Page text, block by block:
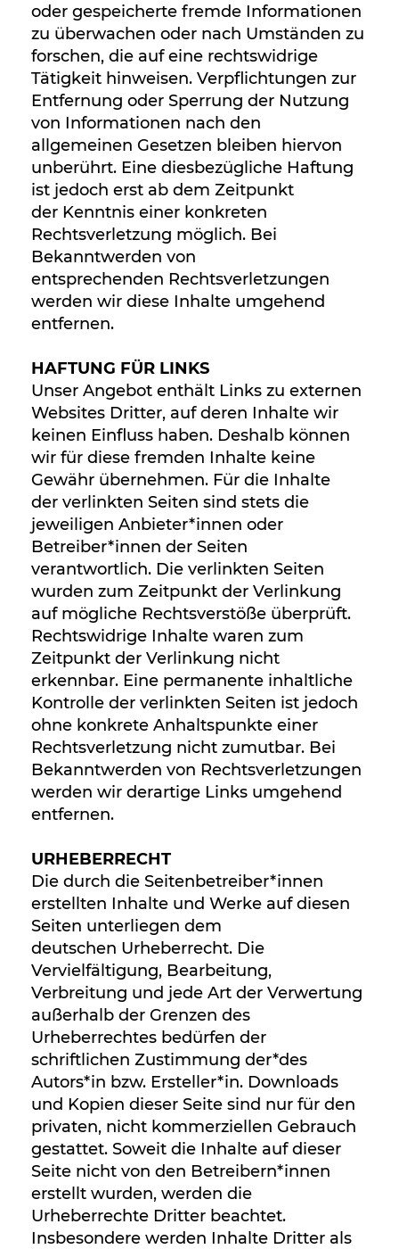
oder gespeicherte fremde Informationen
zu überwachen oder nach Umständen zu
forschen, die auf eine rechtswidrige
Tätigkeit hinweisen. Verpflichtungen zur
Entfernung oder Sperrung der Nutzung
von Informationen nach den
allgemeinen Gesetzen bleiben hiervon
unberührt. Eine diesbezügliche Haftung
ist jedoch erst ab dem Zeitpunkt
der Kenntnis einer konkreten
Rechtsverletzung möglich. Bei
Bekanntwerden von
entsprechenden Rechtsverletzungen
werden wir diese Inhalte umgehend
entfernen.
HAFTUNG FÜR LINKS
Unser Angebot enthält Links zu externen
Websites Dritter, auf deren Inhalte wir
keinen Einfluss haben. Deshalb können
wir für diese fremden Inhalte keine
Gewähr übernehmen. Für die Inhalte
der verlinkten Seiten sind stets die
jeweiligen Anbieter*innen oder
Betreiber*innen der Seiten
verantwortlich. Die verlinkten Seiten
wurden zum Zeitpunkt der Verlinkung
auf mögliche Rechtsverstöße überprüft.
Rechtswidrige Inhalte waren zum
Zeitpunkt der Verlinkung nicht
erkennbar. Eine permanente inhaltliche
Kontrolle der verlinkten Seiten ist jedoch
ohne konkrete Anhaltspunkte einer
Rechtsverletzung nicht zumutbar. Bei
Bekanntwerden von Rechtsverletzungen
werden wir derartige Links umgehend
entfernen.
URHEBERRECHT
Die durch die Seitenbetreiber*innen
erstellten Inhalte und Werke auf diesen
Seiten unterliegen dem
deutschen Urheberrecht. Die
Vervielfältigung, Bearbeitung,
Verbreitung und jede Art der Verwertung
außerhalb der Grenzen des
Urheberrechtes bedürfen der
schriftlichen Zustimmung der*des
Autors*in bzw. Ersteller*in. Downloads
und Kopien dieser Seite sind nur für den
privaten, nicht kommerziellen Gebrauch
gestattet. Soweit die Inhalte auf dieser
Seite nicht von den Betreibern*innen
erstellt wurden, werden die
Urheberrechte Dritter beachtet.
Insbesondere werden Inhalte Dritter als